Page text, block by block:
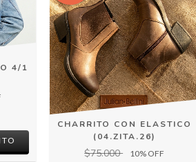
4/1
CHARRITO CON ELASTICO
(04.ZITA.26)
$75.000 10% OFF